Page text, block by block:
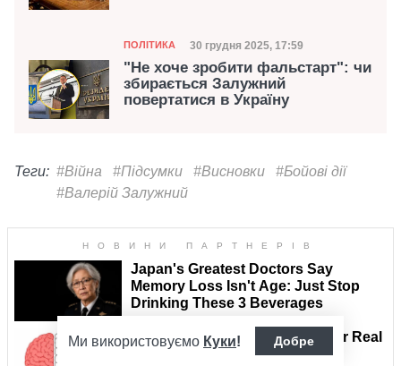
Ми використовуємо Куки! Добре
Категорія
ПОЛІТИКА Дата публікації
30 грудня 2025, 17:59
"Не хоче зробити фальстарт": чи
збирається Залужний
повертатися в Україну
Теги: #Війна #Підсумки #Висновки
#Бойові дії
#Валерій Залужний